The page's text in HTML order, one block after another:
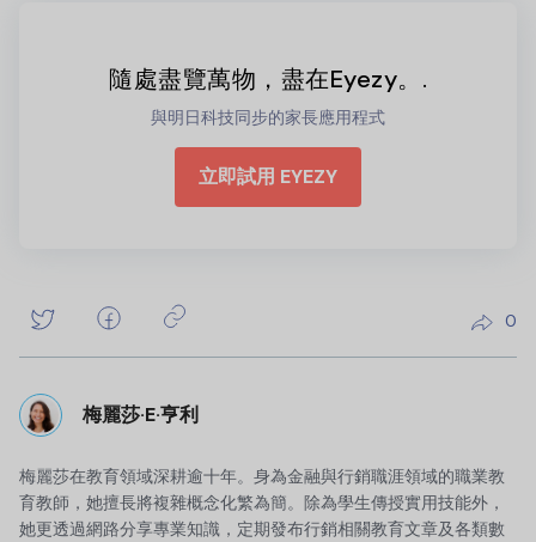
隨處盡覽萬物，盡在Eyezy。.
與明日科技同步的家長應用程式
立即試用 EYEZY
0
梅麗莎·E·亨利
梅麗莎在教育領域深耕逾十年。身為金融與行銷職涯領域的職業教
育教師，她擅長將複雜概念化繁為簡。除為學生傳授實用技能外，
她更透過網路分享專業知識，定期發布行銷相關教育文章及各類數